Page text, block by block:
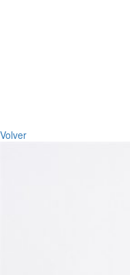
Volver